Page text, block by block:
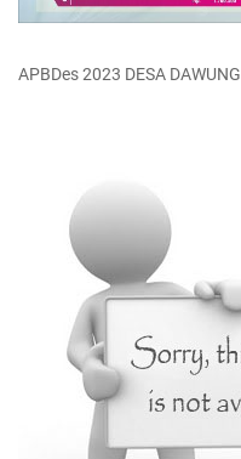
APBDes 2023 DESA DAWUNG